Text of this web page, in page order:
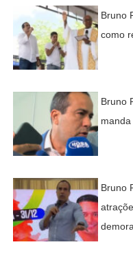
Bruno
como
Bruno
Bruno